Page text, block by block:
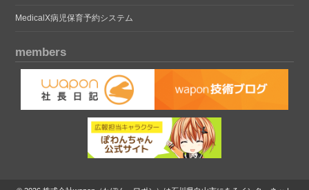
MedicalX病児保育予約システム
members